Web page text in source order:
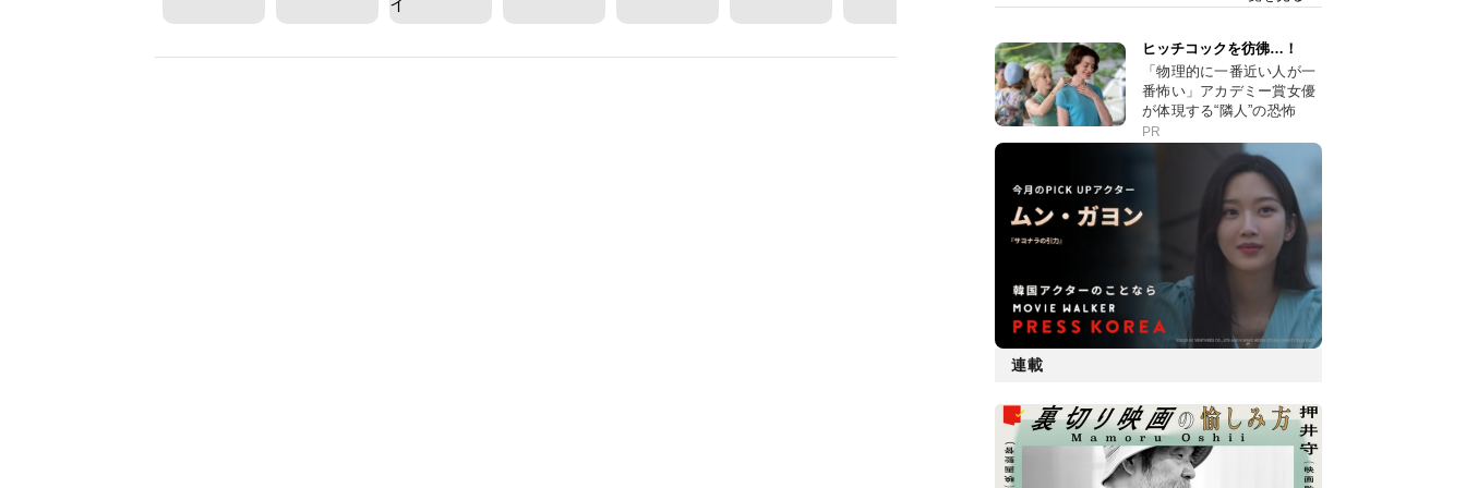
ヒッチコックを彷彿…！
「物理的に一番近い人が一
番怖い」アカデミー賞女優
が体現する“隣人”の恐怖
PR
連載